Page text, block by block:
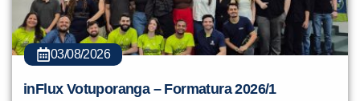
03/08/2026
inFlux Votuporanga – Formatura 2026/1